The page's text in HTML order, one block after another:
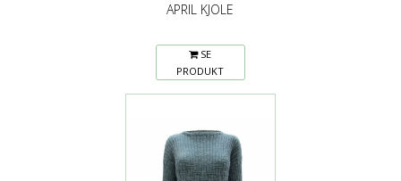
APRIL KJOLE
SE
PRODUKT